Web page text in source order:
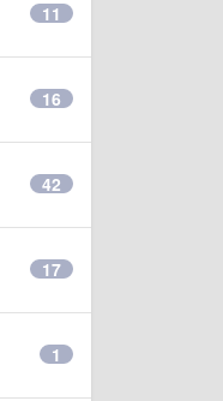
11
16
42
17
1